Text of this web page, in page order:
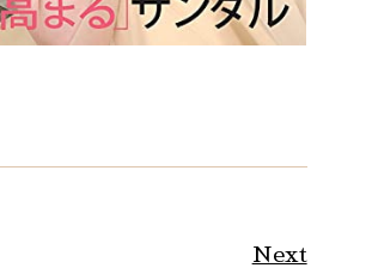
Next